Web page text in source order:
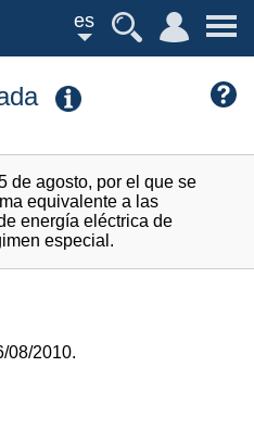
es
de agosto, por el que se
equivalente a las
energía eléctrica de
especial.
08/2010.